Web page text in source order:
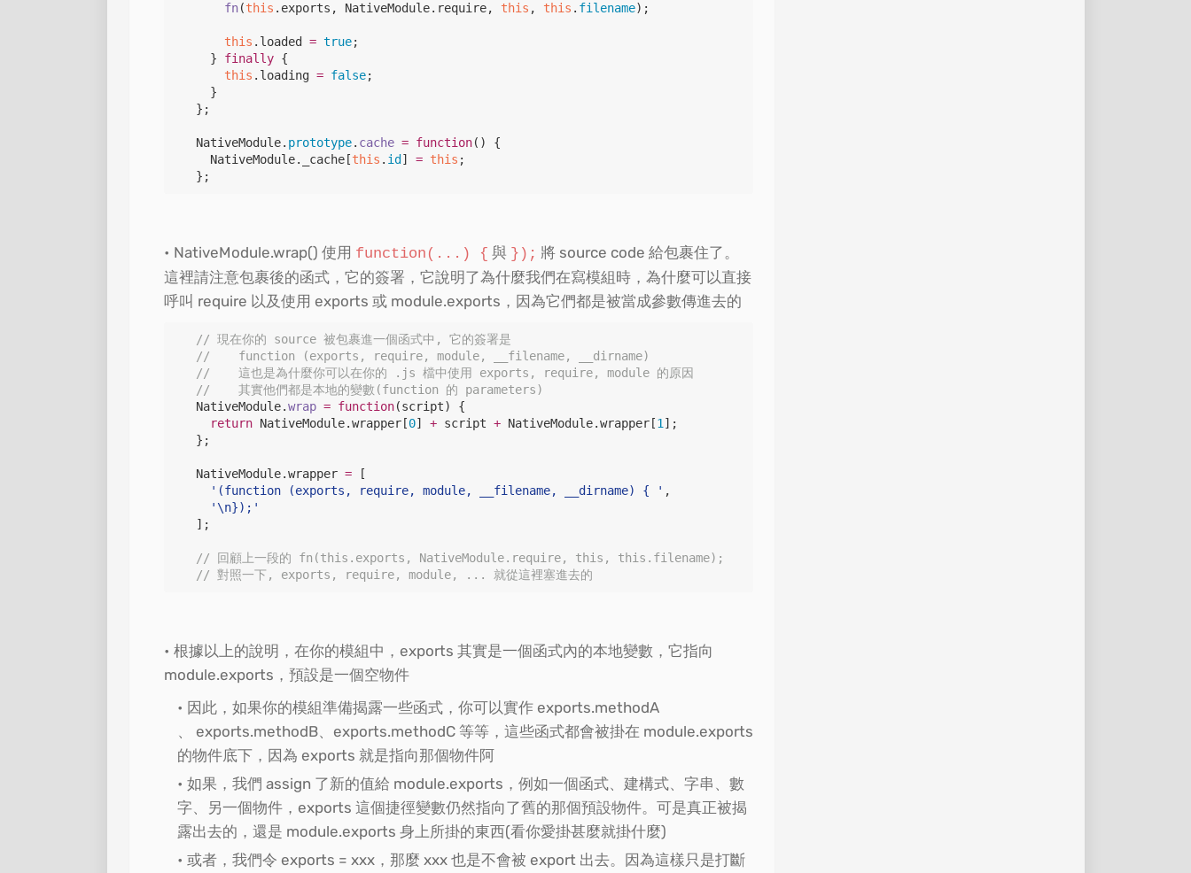
fn(this . exports , NativeModule. require, this , this . filename);
this . loaded = true;
    }
finally {
this . loading = false;
NativeModule. prototype. cache = function() {
NativeModule. _cache[this . id ] = this ;
  };
NativeModule.wrap() 使用 function(...) { 與 }); 將 source code 給包裹住了。
這裡請注意包裹後的函式，它的簽署，它說明了為什麼我們在寫模組時，為什麼可以直接
呼叫 require 以及使用 exports 或 module.exports，因為它們都是被當成參數傳進去的
// 現在你的 source 被包裹進一個函式中, 它的簽署是
//    function (exports, require, module, __filename, __dirname)
//    這也是為什麼你可以在你的 .js 檔中使用 exports, require, module 的原因
//    其實他們都是本地的變數(function 的 parameters)
NativeModule.wrap = function(script) {
return NativeModule.wrapper[0] + script + NativeModule.wrapper[1 ];
NativeModule.wrapper = [
' (function (exports, require, module, __filename, __dirname) { ' ,
' \n}); '
// 回顧上一段的 fn(this.exports, NativeModule.require, this, this.filename);
// 對照一下, exports, require, module, ... 就從這裡塞進去的
根據以上的說明，在你的模組中，exports 其實是一個函式內的本地變數，它指向
module.exports，預設是一個空物件
因此，如果你的模組準備揭露一些函式，你可以實作 exports.methodA
、 exports.methodB、exports.methodC 等等，這些函式都會被掛在 module.exports
的物件底下，因為 exports 就是指向那個物件阿
如果，我們 assign 了新的值給 module.exports，例如一個函式、建構式、字串、數
字、另一個物件，exports 這個捷徑變數仍然指向了舊的那個預設物件。可是真正被揭
露出去的，還是 module.exports 身上所掛的東西(看你愛掛甚麼就掛什麼)
或者，我們令 exports = xxx，那麼 xxx 也是不會被 export 出去。因為這樣只是打斷